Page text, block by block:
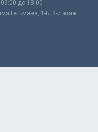
до 18:00
Гетьмана, 1-Б, 3-й этаж